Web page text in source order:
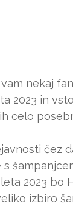
nekaj
2023 in
celo
čez
2023 bo
izbiro